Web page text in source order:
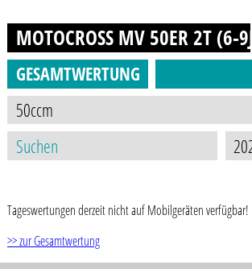
MOTOCROSS MV 50ER 2T (6-
GESAMTWERTUNG
Tageswertungen derzeit nicht auf Mobilgeräten verfügbar!
>> zur Gesamtwertung